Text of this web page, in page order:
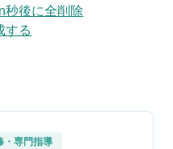
秒後に全削除
する
・専門指導